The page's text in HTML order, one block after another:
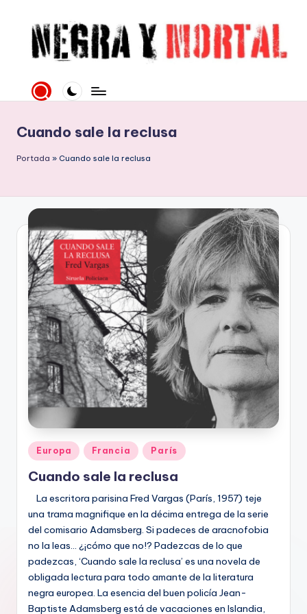
contenido
e
r
a
M
o
rt
al
literaria
la
Novela
mucho
más
Cuando sale la reclusa
Portada » Cuando sale la reclusa
Publicado
en
Europa Francia París
Cuando sale la reclusa
La escritora parisina Fred Vargas (París, 1957) teje
una trama magnifique en la décima entrega de la serie
del comisario Adamsberg. Si padeces de aracnofobia
no la leas… ¿¡cómo que no!? Padezcas de lo que
padezcas, ‘Cuando sale la reclusa’ es una novela de
obligada lectura para todo amante de la literatura
negra europea. La esencia del buen policía Jean-
Baptiste Adamsberg está de vacaciones en Islandia,